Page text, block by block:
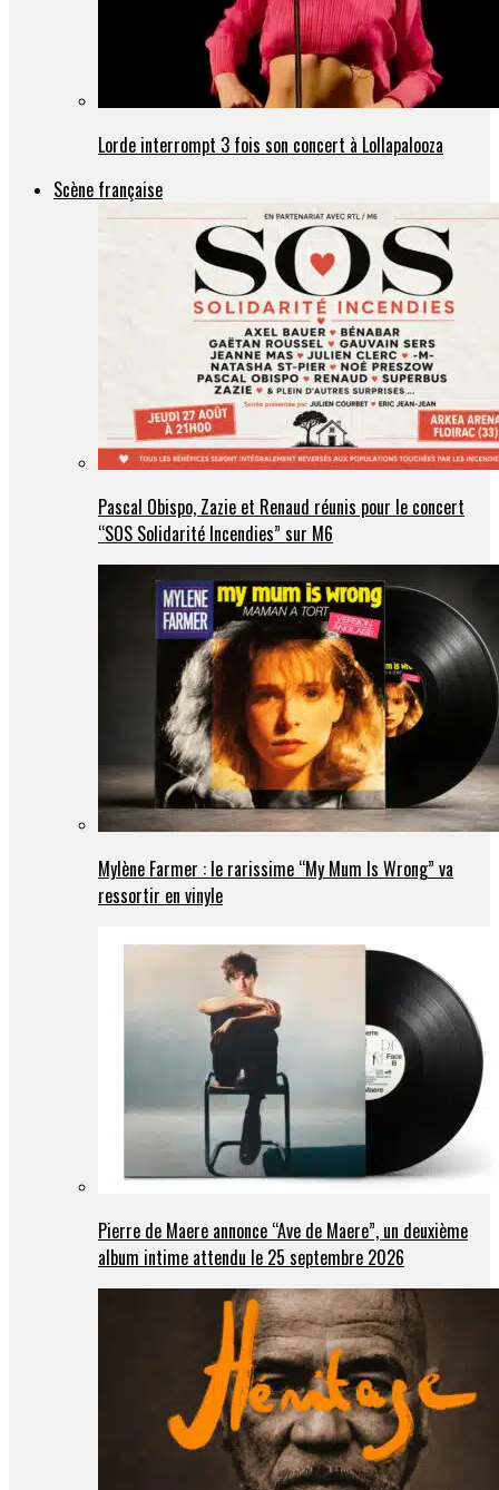
Lorde interrompt 3 fois son concert à Lollapalooza
Scène française
Pascal Obispo, Zazie et Renaud réunis pour le concert
“SOS Solidarité Incendies” sur M6
Mylène Farmer : le rarissime “My Mum Is Wrong” va
ressortir en vinyle
Pierre de Maere annonce “Ave de Maere”, un deuxième
album intime attendu le 25 septembre 2026